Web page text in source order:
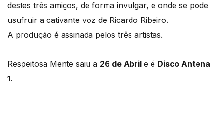
destes três amigos, de forma invulgar, e onde se pode
usufruir a cativante voz de Ricardo Ribeiro.
A produção é assinada pelos três artistas.
Respeitosa Mente saiu a 26 de Abril e é Disco Antena
1.